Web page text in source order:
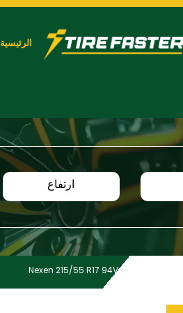
الرئيسية
ارتفاع
Nexen 215/55 R17 94V N’blue HD Plus